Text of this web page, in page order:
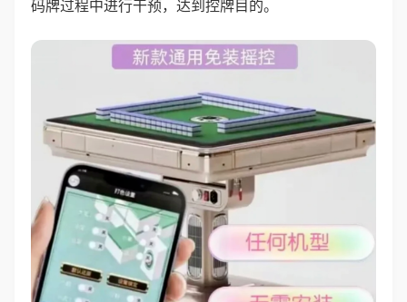
码牌过程中进行干预，达到控牌目的。